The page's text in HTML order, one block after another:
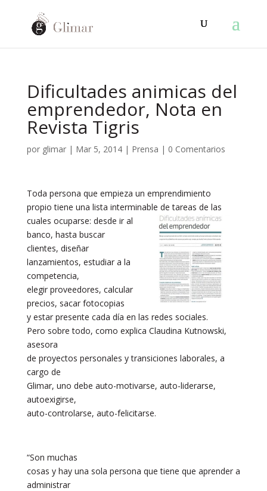
Dificultades animicas del
emprendedor, Nota en
Revista Tigris
por glimar| Mar 5, 2014| Prensa | 0 Comentarios
Toda persona que empieza un emprendimiento
propio tiene una lista interminable de tareas de las
cuales ocuparse: desde ir al
banco, hasta buscar
clientes, diseñar
lanzamientos, estudiar a la
competencia,
elegir proveedores, calcular
precios, sacar fotocopias
y estar presente cada día en las redes sociales.
Pero sobre todo, como explica Claudina Kutnowski,
asesora
de proyectos personales y transiciones laborales, a
cargo de
Glimar, uno debe auto-motivarse, auto-liderarse,
autoexigirse,
auto-controlarse, auto-felicitarse.
“Son muchas
cosas y hay una sola persona que tiene que aprender a
administrar